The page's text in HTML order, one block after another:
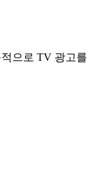
으로 TV 광고를